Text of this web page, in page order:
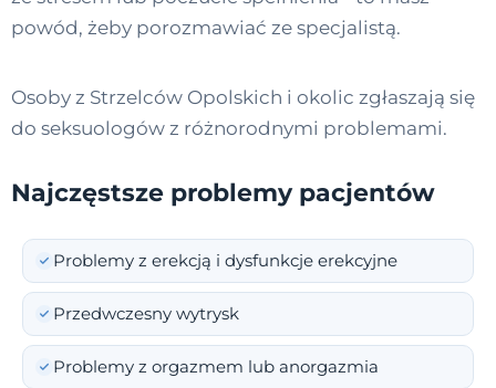
powód, żeby porozmawiać ze specjalistą.
Osoby z Strzelców Opolskich i okolic zgłaszają się
do seksuologów z różnorodnymi problemami.
Najczęstsze problemy pacjentów
Problemy z erekcją i dysfunkcje erekcyjne
Przedwczesny wytrysk
Problemy z orgazmem lub anorgazmia